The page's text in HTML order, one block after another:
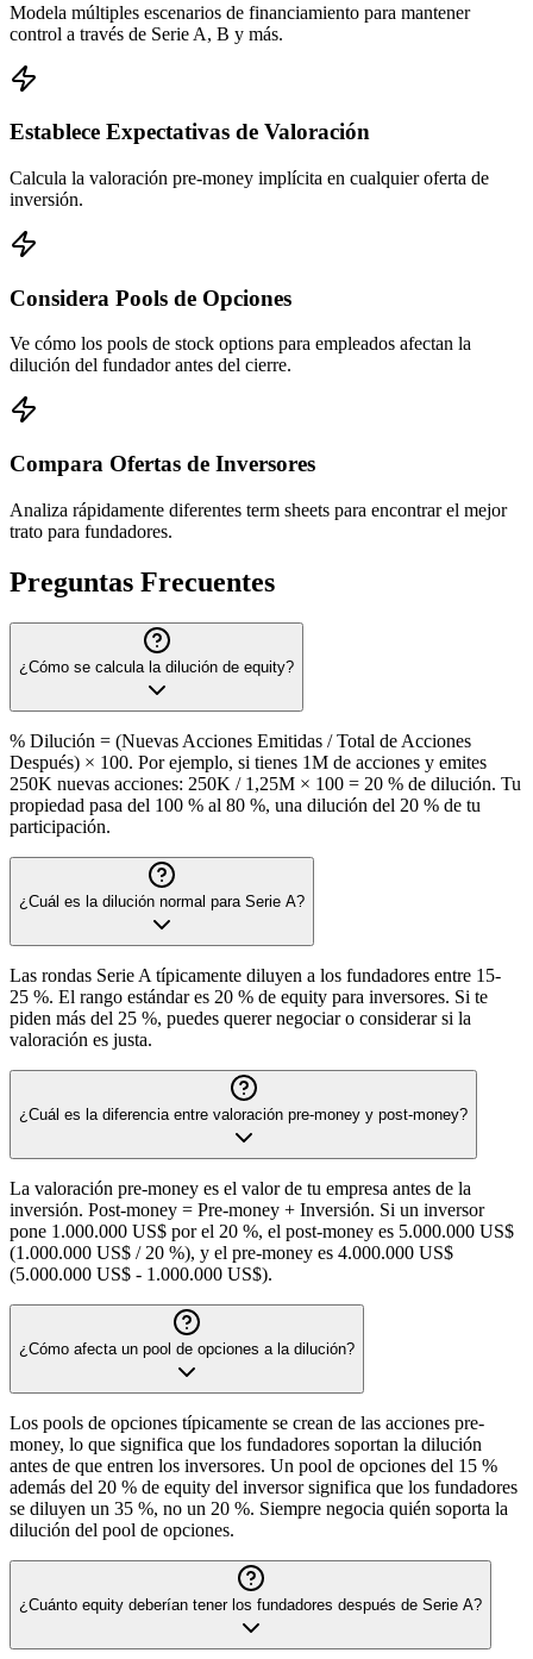
Modela múltiples escenarios de financiamiento para mantener
control a través de Serie A, B y más.
Establece Expectativas de Valoración
Calcula la valoración pre-money implícita en cualquier oferta de
inversión.
Considera Pools de Opciones
Ve cómo los pools de stock options para empleados afectan la
dilución del fundador antes del cierre.
Compara Ofertas de Inversores
Analiza rápidamente diferentes term sheets para encontrar el mejor
trato para fundadores.
Preguntas Frecuentes
¿Cómo se calcula la dilución de equity?
% Dilución = (Nuevas Acciones Emitidas / Total de Acciones
Después) × 100. Por ejemplo, si tienes 1M de acciones y emites
250K nuevas acciones: 250K / 1,25M × 100 = 20 % de dilución. Tu
propiedad pasa del 100 % al 80 %, una dilución del 20 % de tu
participación.
¿Cuál es la dilución normal para Serie A?
Las rondas Serie A típicamente diluyen a los fundadores entre 15-
25 %. El rango estándar es 20 % de equity para inversores. Si te
piden más del 25 %, puedes querer negociar o considerar si la
valoración es justa.
¿Cuál es la diferencia entre valoración pre-money y post-money?
La valoración pre-money es el valor de tu empresa antes de la
inversión. Post-money = Pre-money + Inversión. Si un inversor
pone 1.000.000 US$ por el 20 %, el post-money es 5.000.000 US$
(1.000.000 US$ / 20 %), y el pre-money es 4.000.000 US$
(5.000.000 US$ - 1.000.000 US$).
¿Cómo afecta un pool de opciones a la dilución?
Los pools de opciones típicamente se crean de las acciones pre-
money, lo que significa que los fundadores soportan la dilución
antes de que entren los inversores. Un pool de opciones del 15 %
además del 20 % de equity del inversor significa que los fundadores
se diluyen un 35 %, no un 20 %. Siempre negocia quién soporta la
dilución del pool de opciones.
¿Cuánto equity deberían tener los fundadores después de Serie A?